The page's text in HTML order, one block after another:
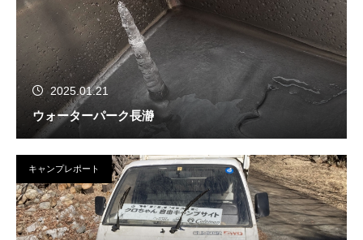
2025.01.21
ウォーターパーク長瀞
キャンプレポート